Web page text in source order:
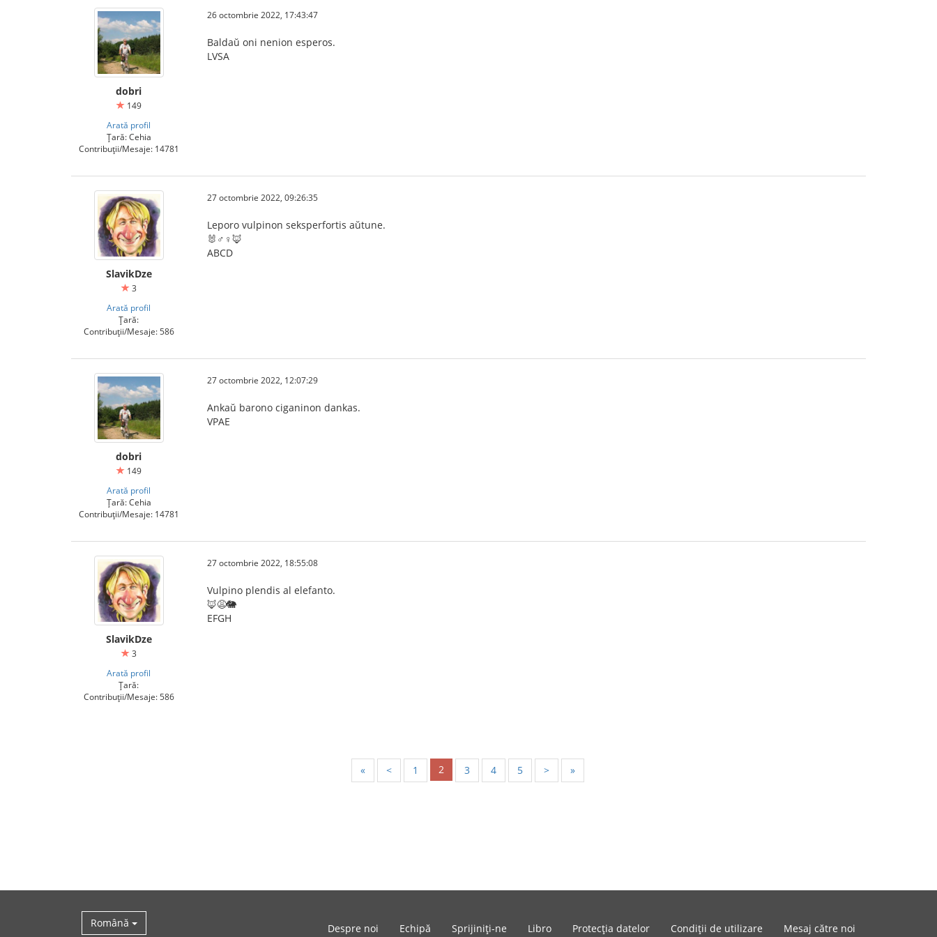
dobri
149
Arată profil
Țară: Cehia
Contribuții/Mesaje: 14781
26 octombrie 2022, 17:43:47
Baldaŭ oni nenion esperos.
LVSA
SlavikDze
3
Arată profil
Țară:
Contribuții/Mesaje: 586
27 octombrie 2022, 09:26:35
Leporo vulpinon seksperfortis aŭtune.
🐰♂️♀️🦊
ABCD
dobri
149
Arată profil
Țară: Cehia
Contribuții/Mesaje: 14781
27 octombrie 2022, 12:07:29
Ankaŭ barono ciganinon dankas.
VPAE
SlavikDze
3
Arată profil
Țară:
Contribuții/Mesaje: 586
27 octombrie 2022, 18:55:08
Vulpino plendis al elefanto.
🦊😩🐘
EFGH
« < 1 2 3 4 5 > »
Română Despre noi Echipă Sprijiniți-ne Libro Protecția datelor Condiții de utilizare Mesaj către noi